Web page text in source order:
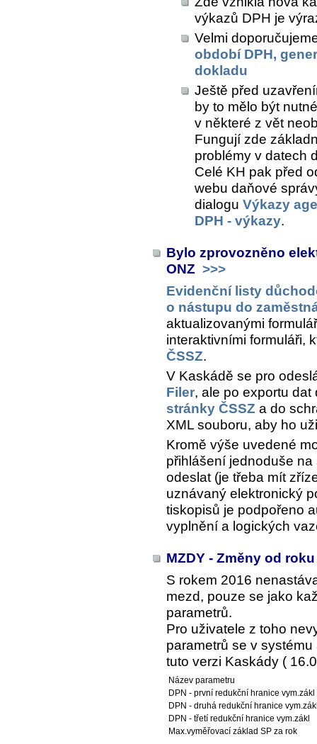
výkazů DPH je
Velmi
období DPH,
dokladu
Ještě před
by to mělo být
v některé z vět
Fungují zde
problémy v datech
Celé KH pak před
webu daňové
dialogu Výkazy
DPH - výkazy.
Bylo zprovozněno
ONZ >>>
Evidenční listy
o nástupu do
aktualizovanými
interaktivními formuláři,
ČSSZ.
V Kaskádě se pro
Filer, ale po exportu dat
stránky ČSSZ a do
XML souboru, aby ho
Kromě výše uvedené
přihlášení jednoduše
odeslat (je třeba mít
uznávaný elektronický
tiskopisů je podpořeno
vyplnění a logických
MZDY - Změny od
S rokem 2016
mezd, pouze se jako
parametrů.
Pro uživatele z toho
parametrů se v
tuto verzi Kaskády (
Název parametru
DPN - první redukční hranice vym.zákl
DPN - druhá redukční hranice
DPN - třetí redukční hranice vym.zákl
Max.vyměřovací základ SP za rok